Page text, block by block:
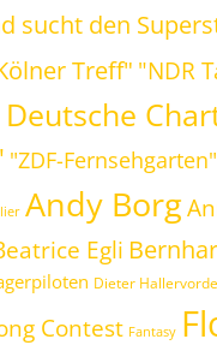
sucht den
Treff" "NDR
"ZDF-Fernsehgarten"
Andy Borg
Egli
Dieter
Contest Fantasy